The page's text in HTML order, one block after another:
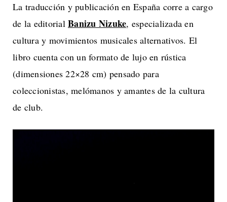
La traducción y publicación en España corre a cargo
de la editorial Banizu Nizuke, especializada en
cultura y movimientos musicales alternativos. El
libro cuenta con un formato de lujo en rústica
(dimensiones 22×28 cm) pensado para
coleccionistas, melómanos y amantes de la cultura
de club.